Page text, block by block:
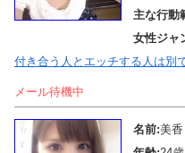
主な行動
女性ジャ
付き合う人とエッチする人は別
メール待機中
名前:美香